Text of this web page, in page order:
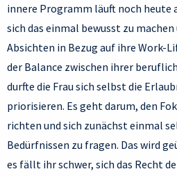
innere Programm läuft noch heute
sich das einmal bewusst zu machen
Absichten in Bezug auf ihre Work-
der Balance zwischen ihrer
durfte die Frau sich selbst die
priorisieren. Es geht darum, den
richten und sich zunächst einmal
Bedürfnissen zu fragen. Das wird
es fällt ihr schwer, sich das Recht